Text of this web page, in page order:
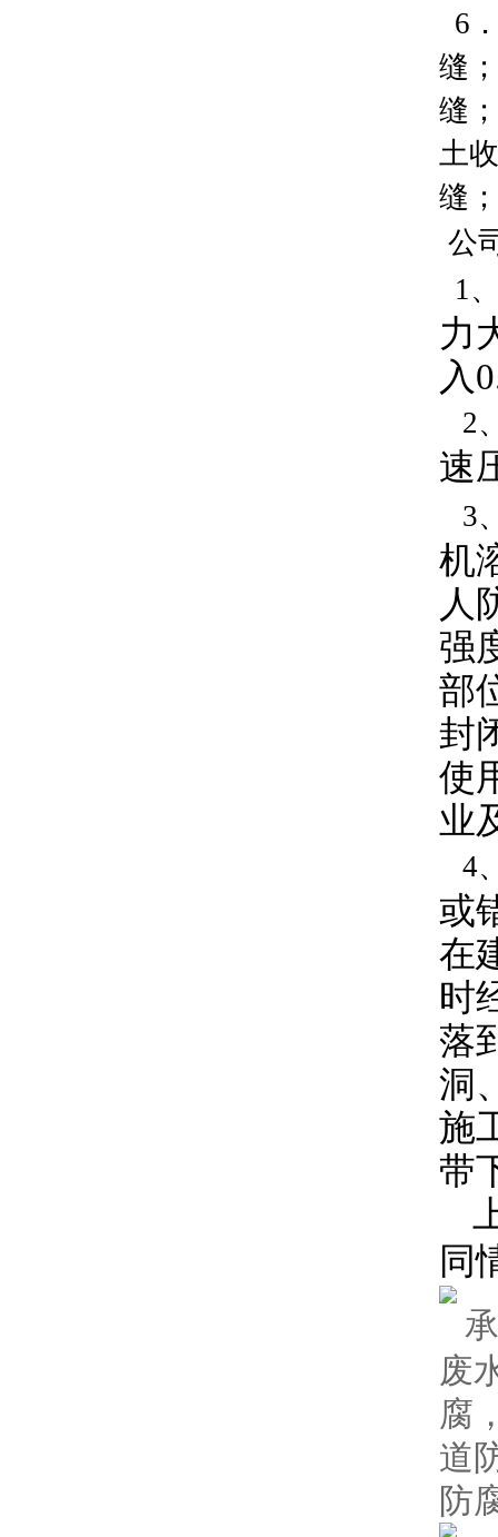
6
缝
缝
土
缝
公
1
力
入
2
速
3
机
人
强
部
封
使
业
4
或
在
时
落
洞
施
带
同
废
腐
道
防